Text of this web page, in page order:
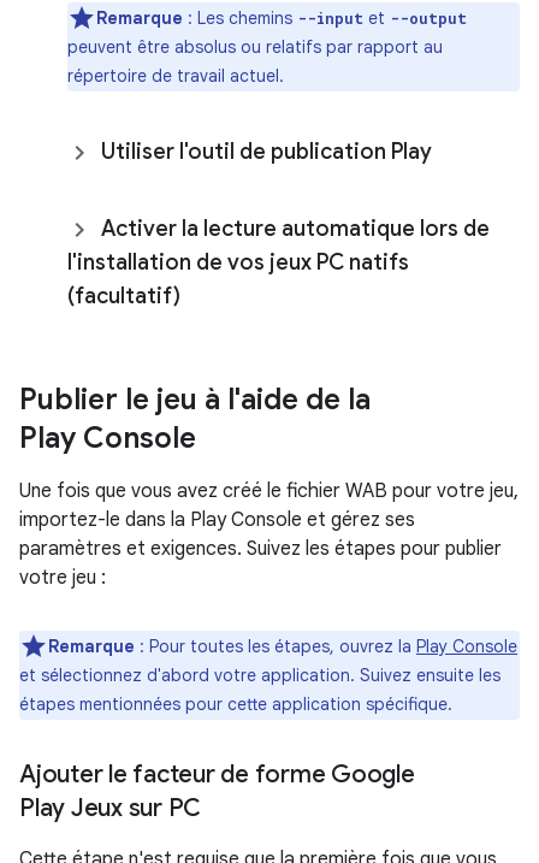
Remarque : Les chemins --input et --output
peuvent être absolus ou relatifs par rapport au
répertoire de travail actuel.
Utiliser l'outil de publication Play
Activer la lecture automatique lors de
l'installation de vos jeux PC natifs
(facultatif)
Publier le jeu à l'aide de la
Play Console
Une fois que vous avez créé le fichier WAB pour votre jeu,
importez-le dans la Play Console et gérez ses
paramètres et exigences. Suivez les étapes pour publier
votre jeu :
Remarque : Pour toutes les étapes, ouvrez la Play Console
et sélectionnez d'abord votre application. Suivez ensuite les
étapes mentionnées pour cette application spécifique.
Ajouter le facteur de forme Google
Play Jeux sur PC